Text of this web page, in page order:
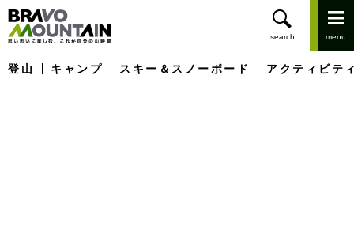
登山 キャンプ スキー＆スノーボード アクティビテ